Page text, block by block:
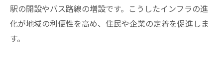
駅の開設やバス路線の増設です。こうしたインフラの進
化が地域の利便性を高め、住民や企業の定着を促進しま
す。